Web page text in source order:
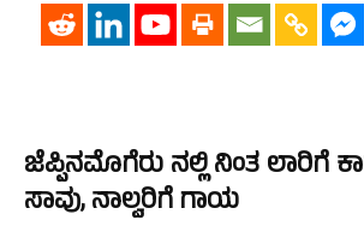
ಜೆಪ್ಪಿನಮೊಗೆರು ನಲ್ಲಿ ನಿಂತ ಲಾರಿಗೆ
ಸಾವು, ನಾಲ್ವರಿಗೆ ಗಾಯ